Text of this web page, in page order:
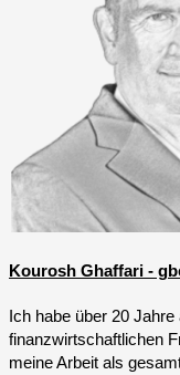
Kourosh Ghaffari -
Ich habe über 20
finanzwirtschaftlichen
meine Arbeit als